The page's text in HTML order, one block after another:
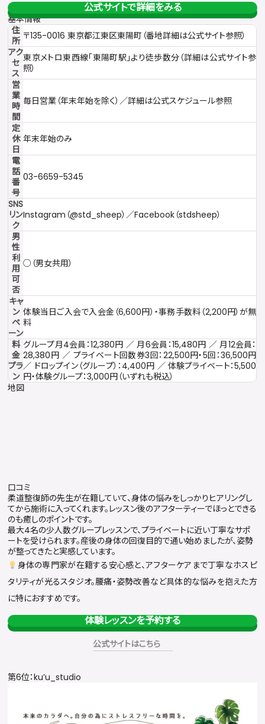
公式サイトで詳細をみる
基本情報
住
所 〒135-0016 東京都江東区東陽町（番地詳細は公式サイト参照）
アク
セ
ス
東京メトロ東西線「東陽町駅」より徒歩数分（詳細は公式サイト参
照）
営
業
時
間
毎日営業（年末年始を除く）／詳細は公式スケジュール参照
定
休
日
年末年始のみ
電
話
番
号
03-6659-5345
SNS
リン
ク
Instagram（@std_sheep）／Facebook（stdsheep）
男
性
利
用
可
否
○（男女共用）
キャ
ン
ペ
ーン
体験当日ご入会で入会金（6,600円）・事務手数料（2,200円）が無
料
料
金
プラ
ン
グループ月4会員：12,380円 ／ 月6会員：15,480円 ／ 月12会員：
28,380円 ／ プライベート回数券3回：22,500円・5回：36,500円
／ ドロップイン（グループ）：4,400円 ／ 体験プライベート：5,500
円・体験グループ：3,000円（いずれも税込）
地図
口コミ
柔道整復師の先生が在籍していて、身体の悩みをしっかりヒアリングし
てから施術に入ってくれます。レッスン後のアフターティーでほっとできる
のも癒しのポイントです。
最大4名の少人数グループレッスンで、プライベートに近い丁寧なサポ
ートを受けられます。産後の身体の回復目的で通い始めましたが、姿勢
が整ってきたと実感しています。
身体の専門家が在籍する安心感と、アフターケアまで丁寧なホスピ
タリティが光るスタジオ。腰痛・姿勢改善など具体的な悩みを抱えた方
に特におすすめです。
体験レッスンを予約する
公式サイトはこちら
第6位：ku’u_studio